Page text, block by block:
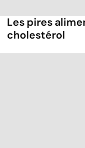
Les pires
cholestérol